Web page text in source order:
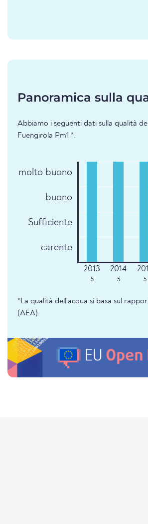
Panoramica sulla
Abbiamo i seguenti dati sulla qualità
Fuengirola Pm1 *.
molto buono
buono
Sufficiente
carente
5 5 5
*La qualità dell'acqua si basa sul
(AEA).